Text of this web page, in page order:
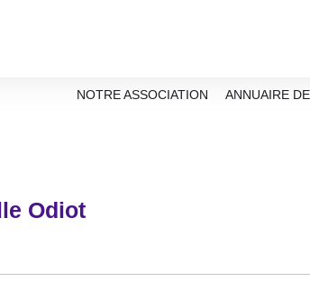
NOTRE ASSOCIATION ANNUAIRE
Odiot